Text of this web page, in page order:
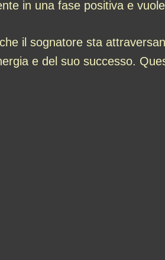
in una fase positiva e
il sognatore sta
e del suo successo.